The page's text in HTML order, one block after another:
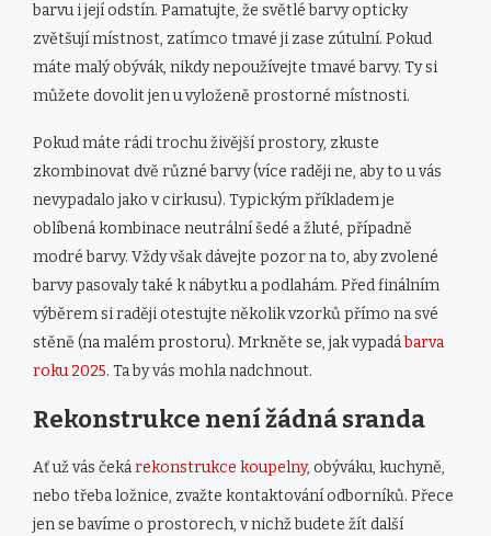
barvu i její odstín. Pamatujte, že světlé barvy opticky
zvětšují místnost, zatímco tmavé ji zase zútulní. Pokud
máte malý obývák, nikdy nepoužívejte tmavé barvy. Ty si
můžete dovolit jen u vyloženě prostorné místnosti.
Pokud máte rádi trochu živější prostory, zkuste
zkombinovat dvě různé barvy (více raději ne, aby to u vás
nevypadalo jako v cirkusu). Typickým příkladem je
oblíbená kombinace neutrální šedé a žluté, případně
modré barvy. Vždy však dávejte pozor na to, aby zvolené
barvy pasovaly také k nábytku a podlahám. Před finálním
výběrem si raději otestujte několik vzorků přímo na své
stěně (na malém prostoru). Mrkněte se, jak vypadábarva
roku 2025. Ta by vás mohla nadchnout.
Rekonstrukce není žádná sranda
Ať už vás čekárekonstrukce koupelny, obýváku, kuchyně,
nebo třeba ložnice, zvažte kontaktování odborníků. Přece
jen se bavíme o prostorech, v nichž budete žít další